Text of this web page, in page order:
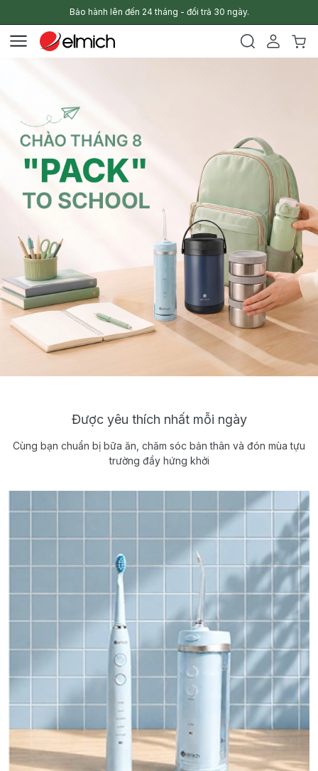
Bảo hành lên đến 24 tháng - đổi trả 30 ngày.
Được yêu thích nhất mỗi ngày
Cùng bạn chuẩn bị bữa ăn, chăm sóc bản thân và đón mùa tựu
trường đầy hứng khởi